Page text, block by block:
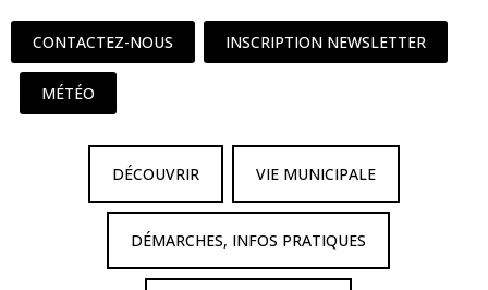
CONTACTEZ-NOUS INSCRIPTION NEWSLETTER
MÉTÉO
DÉCOUVRIR VIE MUNICIPALE
DÉMARCHES, INFOS PRATIQUES